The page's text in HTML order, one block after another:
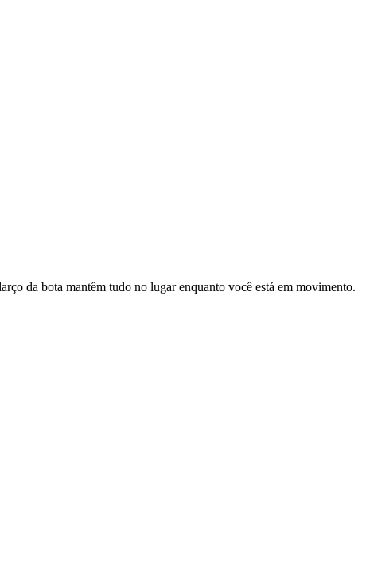
da bota mantêm tudo no lugar enquanto você está em movimento.